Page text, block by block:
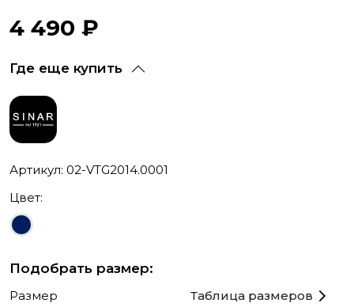
4 490 ₽
Где еще купить
Артикул: 02-VTG2014.0001
Цвет:
Подобрать размер:
Размер
Таблица размеров